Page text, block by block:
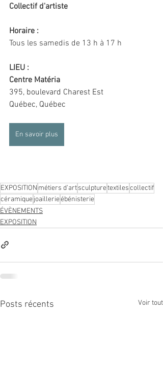
Collectif d'artiste
Horaire :
Tous les samedis de 13 h à 17 h
LIEU :
Centre Matéria
395, boulevard Charest Est
Québec, Québec
En savoir plus
EXPOSITION métiers d'artsculpturetextilescollectif
céramiquejoaillerieébénisterie
ÉVÈNEMENTS
EXPOSITION
Posts récents Voir tout